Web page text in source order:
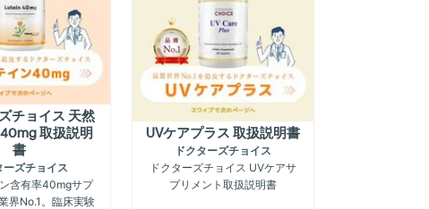
チョイス 天然
取扱説明
書
ーズチョイス
含有率40mgサプ
界No.1。臨床実験
UVケアプラス 取扱説明書
ドクターズチョイス
ドクターズチョイス UVケアサ
プリメント取扱説明書